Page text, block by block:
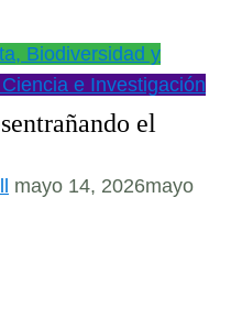
Biodiversidad y
e Investigación
el
mayo 14, 2026mayo